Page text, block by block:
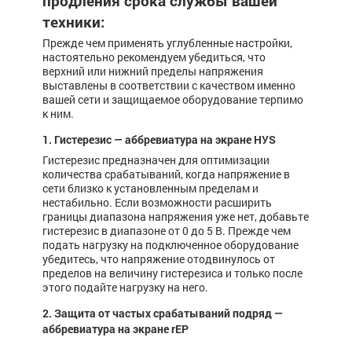
техники:
Прежде чем применять углубленные настройки,
настоятельно рекомендуем убедиться, что
верхний или нижний пределы напряжения
выставлены в соответствии с качеством именно
вашей сети и защищаемое оборудование терпимо
к ним.
1. Гистерезис — аббревиатура на экране HУS
Гистерезис предназначен для оптимизации
количества срабатываний, когда напряжение в
сети близко к установленным пределам и
нестабильно. Если возможности расширить
границы диапазона напряжения уже нет, добавьте
гистерезис в диапазоне от 0 до 5 В. Прежде чем
подать нагрузку на подключенное оборудование
убедитесь, что напряжение отодвинулось от
пределов на величину гистерезиса и только после
этого подайте нагрузку на него.
2. Защита от частых срабатываний подряд —
аббревиатура на экране rEP